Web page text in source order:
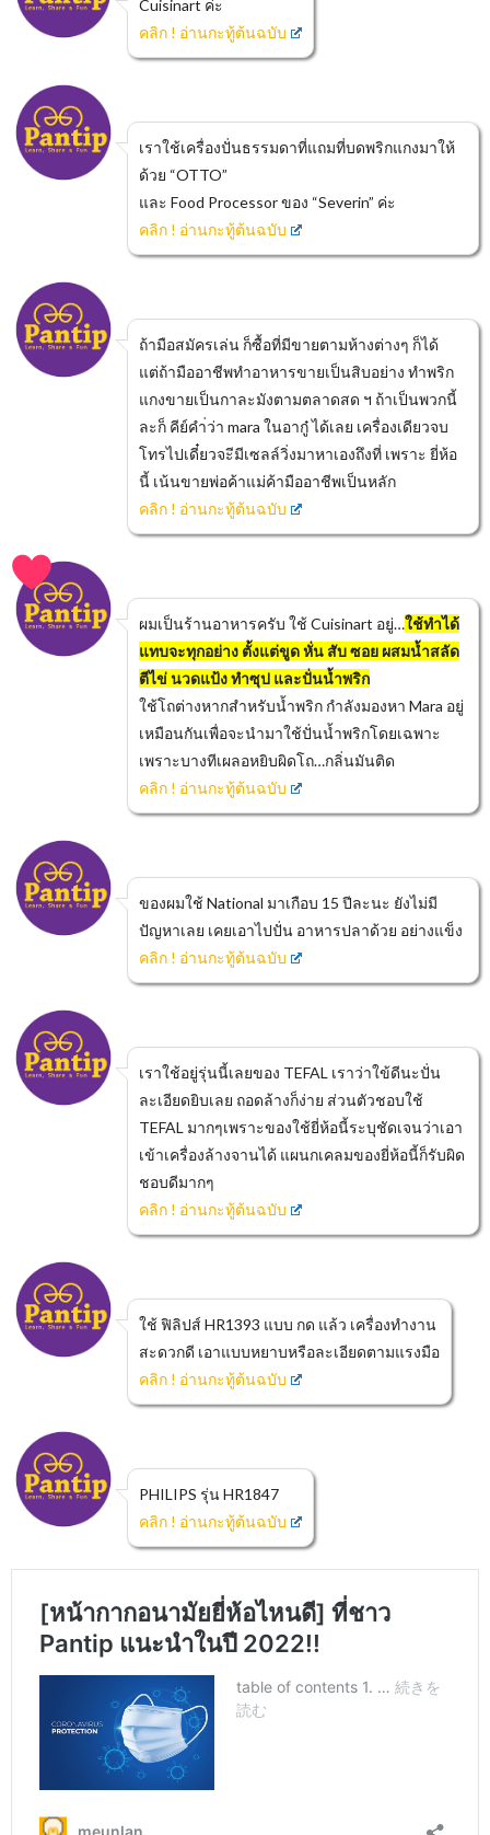
Cuisinart ค่ะ
คลิก ! อ่านกะทู้ต้นฉบับ
เราใช้เครื่องปั่นธรรมดาที่แถมที่บดพริกแกงมาให้
ด้วย “OTTO”
และ Food Processor ของ “Severin” ค่ะ
คลิก ! อ่านกะทู้ต้นฉบับ
ถ้ามือสมัครเล่น ก็ซื้อที่มีขายตามห้างต่างๆ ก็ได้
แต่ถ้ามืออาชีพทำอาหารขายเป็นสิบอย่าง ทำพริก
แกงขายเป็นกาละมังตามตลาดสด ฯ ถ้าเป็นพวกนี้
ละก็ คีย์คำ่ว่า mara ในอากู๋ ได้เลย เครื่องเดียวจบ
โทรไปเดี๋ยวจะีมีเซลล์วิ่งมาหาเองถึงที่ เพราะ ยี่ห้อ
นี้ เน้นขายพ่อค้าแม่ค้ามืออาชีพเป็นหลัก
คลิก ! อ่านกะทู้ต้นฉบับ
ผมเป็นร้านอาหารครับ ใช้ Cuisinart อยู่…ใช้ทำได้
แทบจะทุกอย่าง ตั้งแต่ขูด หั่น สับ ซอย ผสมน้ำสลัด
ตีไข่ นวดแป้ง ทำซุป และปั่นน้ำพริก
ใช้โถต่างหากสำหรับน้ำพริก กำลังมองหา Mara อยู่
เหมือนกันเพื่อจะนำมาใช้ปั่นน้ำพริกโดยเฉพาะ
เพราะบางทีเผลอหยิบผิดโถ…กลิ่นมันติด
คลิก ! อ่านกะทู้ต้นฉบับ
ของผมใช้ National มาเกือบ 15 ปีละนะ ยังไม่มี
ปัญหาเลย เคยเอาไปปั่น อาหารปลาด้วย อย่างแข็ง
คลิก ! อ่านกะทู้ต้นฉบับ
เราใช้อยู่รุ่นนี้เลยของ TEFAL เราว่าใข้ดีนะปั่น
ละเอียดยิบเลย ถอดล้างก็ง่าย ส่วนตัวชอบใช้
TEFAL มากๆเพราะของใช้ยี่ห้อนี้ระบุชัดเจนว่าเอา
เข้าเครื่องล้างจานได้ แผนกเคลมของยี่ห้อนี้ก็รับผิด
ชอบดีมากๆ
คลิก ! อ่านกะทู้ต้นฉบับ
ใช้ ฟิลิปส์ HR1393 แบบ กด แล้ว เครื่องทำงาน
สะดวกดี เอาแบบหยาบหรือละเอียดตามแรงมือ
คลิก ! อ่านกะทู้ต้นฉบับ
PHILIPS รุ่น HR1847
คลิก ! อ่านกะทู้ต้นฉบับ